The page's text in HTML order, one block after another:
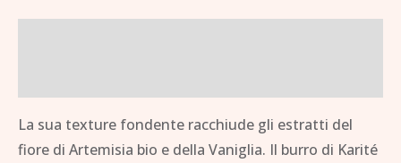
La sua texture fondente racchiude gli estratti del
fiore di Artemisia bio e della Vaniglia. Il burro di Karité